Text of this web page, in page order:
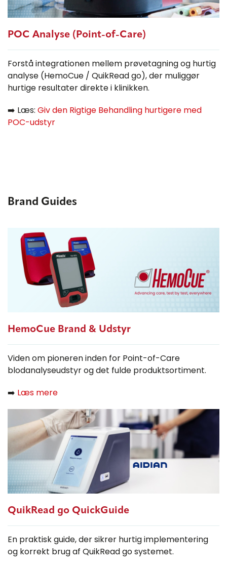
POC Analyse (Point-of-Care)
Forstå integrationen mellem prøvetagning og hurtig
analyse (HemoCue / QuikRead go), der muliggør
hurtige resultater direkte i klinikken.
➡️ Læs: Giv den Rigtige Behandling hurtigere med
POC-udstyr
Brand Guides
HemoCue Brand & Udstyr
Viden om pioneren inden for Point-of-Care
blodanalyseudstyr og det fulde produktsortiment.
➡️ Læs mere
QuikRead go QuickGuide
En praktisk guide, der sikrer hurtig implementering
og korrekt brug af QuikRead go systemet.